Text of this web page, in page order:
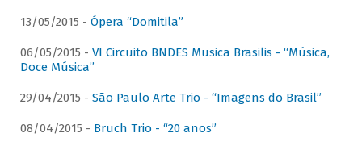
13/05/2015 - Ópera “Domitila”
06/05/2015 - VI Circuito BNDES Musica Brasilis - “Música,
Doce Música”
29/04/2015 - São Paulo Arte Trio - “Imagens do Brasil”
08/04/2015 - Bruch Trio - “20 anos”